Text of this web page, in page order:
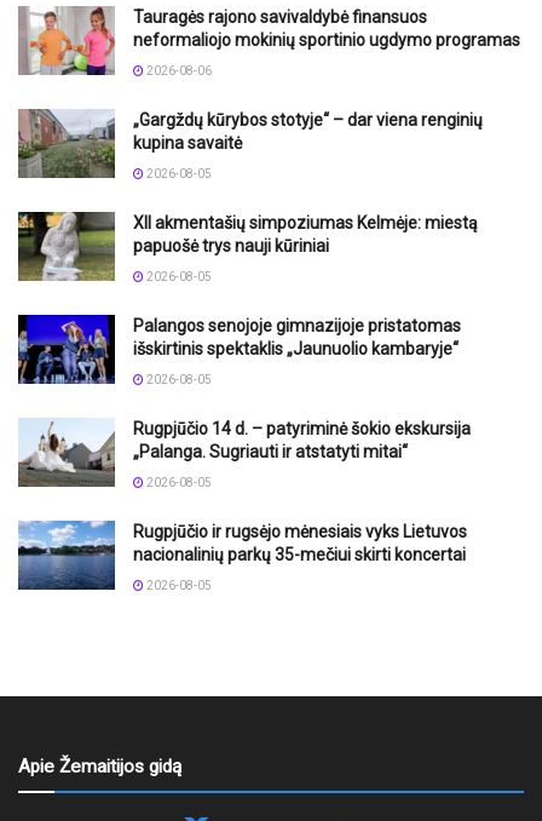
Tauragės rajono savivaldybė finansuos
neformaliojo mokinių sportinio ugdymo programas
2026-08-06
„Gargždų kūrybos stotyje“ – dar viena renginių
kupina savaitė
2026-08-05
XII akmentašių simpoziumas Kelmėje: miestą
papuošė trys nauji kūriniai
2026-08-05
Palangos senojoje gimnazijoje pristatomas
išskirtinis spektaklis „Jaunuolio kambaryje“
2026-08-05
Rugpjūčio 14 d. – patyriminė šokio ekskursija
„Palanga. Sugriauti ir atstatyti mitai“
2026-08-05
Rugpjūčio ir rugsėjo mėnesiais vyks Lietuvos
nacionalinių parkų 35-mečiui skirti koncertai
2026-08-05
Apie Žemaitijos gidą